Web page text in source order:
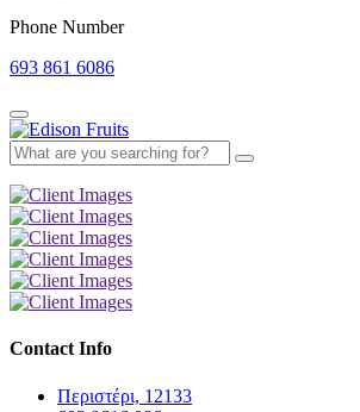
Phone Number
693 861 6086
Contact Info
Περιστέρι, 12133